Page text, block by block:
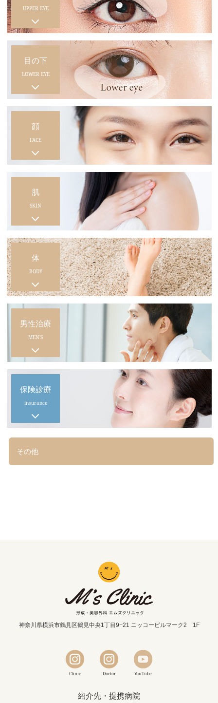
UPPER EYE
目の下
LOWER EYE
顔
FACE
肌
SKIN
体
BODY
男性治療
MEN'S
保険診療
insurance
その他
神奈川県横浜市鶴見区鶴見中央1丁目9−21 ニッコービルマーク2 1F
Clinic Doctor YouTube
紹介先・提携病院